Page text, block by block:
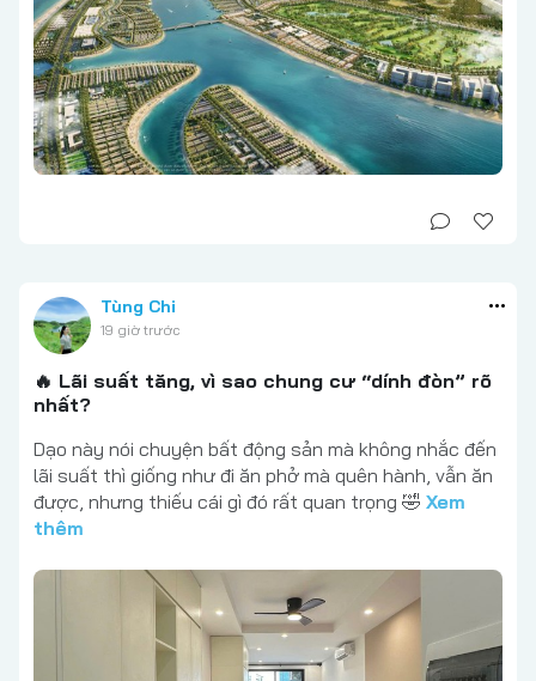
Tùng Chi
19 giờ trước
🔥 Lãi suất tăng, vì sao chung cư “dính đòn” rõ
nhất?
Dạo này nói chuyện bất động sản mà không nhắc đến
lãi suất thì giống như đi ăn phở mà quên hành, vẫn ăn
được, nhưng thiếu cái gì đó rất quan trọng 🤣 Xem
thêm